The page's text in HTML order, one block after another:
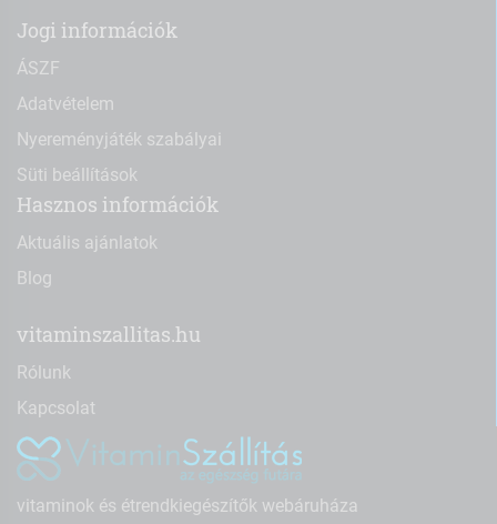
Jogi információk
ÁSZF
Adatvételem
Nyereményjáték szabályai
Süti beállítások
Hasznos információk
Aktuális ajánlatok
Blog
vitaminszallitas.hu
Rólunk
Kapcsolat
vitaminok és étrendkiegészítők webáruháza